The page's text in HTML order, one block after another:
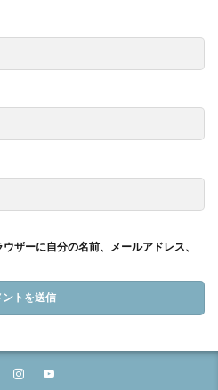
ザーに自分の名前、メールアドレス、